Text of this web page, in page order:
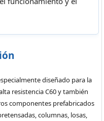
diseñado para la
resistencia C60 y también
componentes prefabricados
columnas, losas,